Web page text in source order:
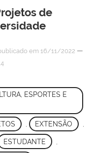
de
em 16/11/2022 —
ESPORTES E
EXTENSÃO
ESTUDANTE